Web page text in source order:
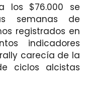
los $76.000 se
semanas de
registrados en
indicadores
carecía de la
ciclos alcistas